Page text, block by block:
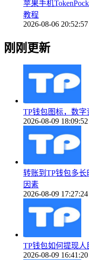
苹果手机
教程
2026-08-06 20:52:57
刚刚更新
TP钱包图标，数
2026-08-09 18:09:52
转账到TP钱包多
因素
2026-08-09 17:27:24
TP钱包如何提现
2026-08-09 16:41:20